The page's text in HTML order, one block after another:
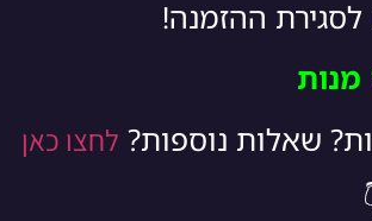
שאלות נוספות? לחצו כאן